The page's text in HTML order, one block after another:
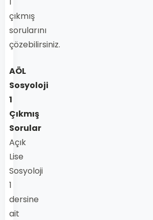
çıkmış
sorularını
çözebilirsiniz.
AÖL
Sosyoloji
1
Çıkmış
Sorular
Açık
Lise
Sosyoloji
1
dersine
ait